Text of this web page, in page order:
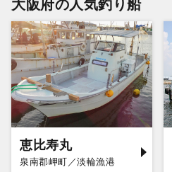
大阪府の人気釣り船
恵比寿丸
泉南郡岬町／淡輪漁港